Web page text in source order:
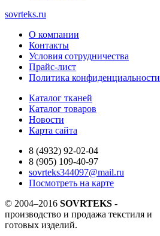
sovrteks.ru
О компании
Контакты
Условия сотрудничества
Прайс-лист
Политика конфиденциальности
Каталог тканей
Каталог товаров
Новости
Карта сайта
8 (4932) 92-02-04
8 (905) 109-40-97
sovrteks344097@mail.ru
Посмотреть на карте
© 2004–2016 SOVRTEKS -
производство и продажа текстиля и
готовых изделий.